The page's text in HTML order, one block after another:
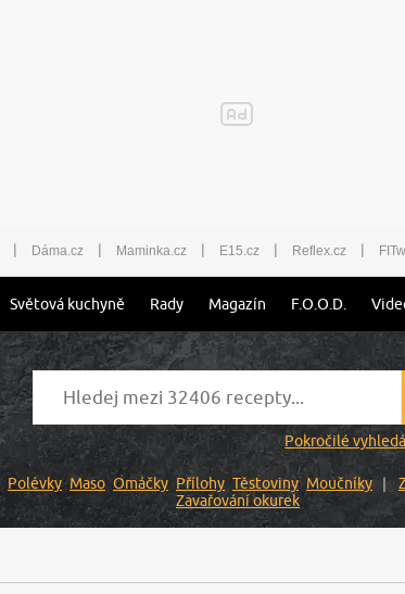
| Dáma.cz | Maminka.cz | E15.cz | Reflex.cz |
Světová kuchyně Rady Magazín F.O.O.D.
Pokročilé
Polévky Maso Omáčky Přílohy Těstoviny Moučníky
Zavařování okurek